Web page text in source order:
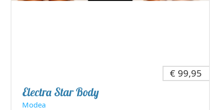
€ 99,95
Electra Star Body
Modea